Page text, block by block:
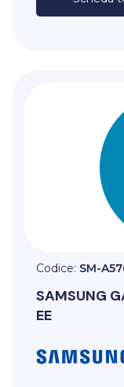
Codice: SM-
SAMSUNG
EE